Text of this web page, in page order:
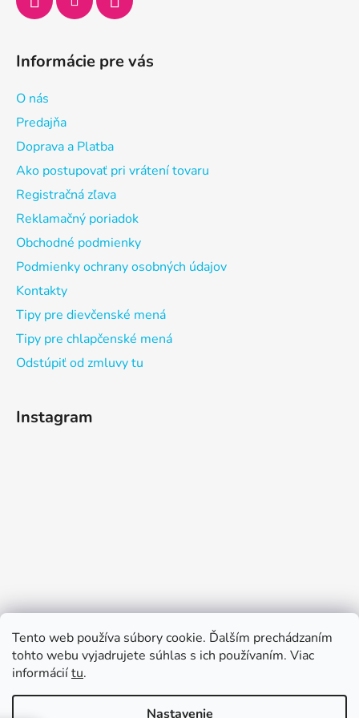
Tento web používa súbory cookie. Ďalším prechádzaním
tohto webu vyjadrujete súhlas s ich používaním. Viac
informáciítu.
Nastavenie
Informácie pre vás
O nás
Predajňa
Doprava a Platba
Ako postupovať pri vrátení tovaru
Registračná zľava
Reklamačný poriadok
Obchodné podmienky
Podmienky ochrany osobných údajov
Kontakty
Tipy pre dievčenské mená
Tipy pre chlapčenské mená
Odstúpiť od zmluvy tu
Instagram
Sledovať na Instagrame